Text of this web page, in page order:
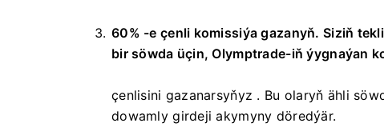
60% -e çenli komissiýa gazanyň. Siziň
bir söwda üçin, Olymptrade-iň ýygnaýan
çenlisini gazanarsyňyz . Bu olaryň ähli
dowamly girdeji akymyny döredýär.